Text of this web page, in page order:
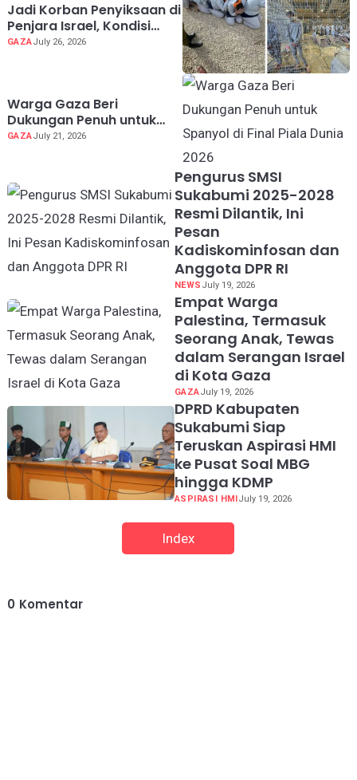
Jadi Korban Penyiksaan di
Penjara Israel, Kondisi
Dokter Palestina Terus
GAZAJuly 26, 2026
Warga Gaza Beri
Dukungan Penuh untuk
Spanyol di Final Piala
GAZAJuly 21, 2026
Pengurus SMSI
Sukabumi 2025-2028
Resmi Dilantik, Ini
Pesan
Kadiskominfosan dan
Anggota DPR RI
NEWS July 19, 2026
Empat Warga
Palestina, Termasuk
Seorang Anak, Tewas
dalam Serangan Israel
di Kota Gaza
GAZAJuly 19, 2026
DPRD Kabupaten
Sukabumi Siap
Teruskan Aspirasi HMI
ke Pusat Soal MBG
hingga KDMP
ASPIRASI HMIJuly 19, 2026
Index
0 Komentar